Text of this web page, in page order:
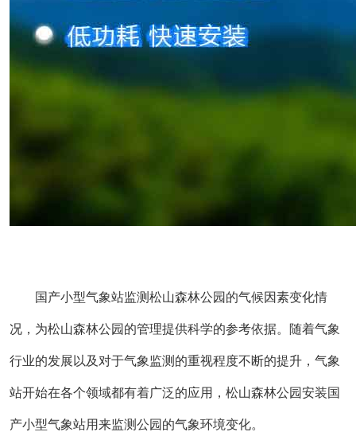
国产小型气象站监测松山森林公园的气候因素变化情
况，为松山森林公园的管理提供科学的参考依据。随着气象
行业的发展以及对于气象监测的重视程度不断的提升，气象
站开始在各个领域都有着广泛的应用，松山森林公园安装国
产小型气象站用来监测公园的气象环境变化。